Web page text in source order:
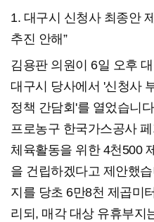
1. 대구시 신청사 최종안
추진 안해”
김용판 의원이 6일 오후
대구시 당사에서 '신청사
정책 간담회'를 열었습니
프로농구 한국가스공사
체육활동을 위한 4천500
을 건립하겠다고 제안했
지를 당초 6만8천 제곱미
리되, 매각 대상 유휴부지